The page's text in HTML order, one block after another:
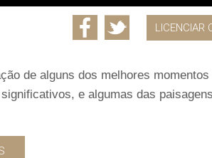
LICENCIAR
de alguns dos melhores momentos
e algumas das